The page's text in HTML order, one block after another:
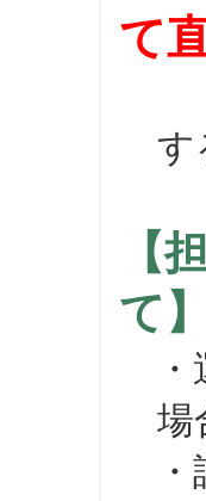
て
（
す
【
て】
・
場
・